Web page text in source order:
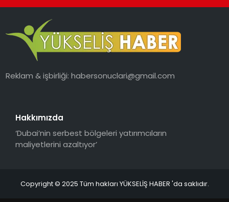
Reklam & işbirliği:habersonuclari@gmail.com
Hakkımızda
‘Dubai’nin serbest bölgeleri yatırımcıların
maliyetlerini azaltıyor’
Copyright © 2025 Tüm hakları YÜKSELİŞ HABER 'da saklıdır.